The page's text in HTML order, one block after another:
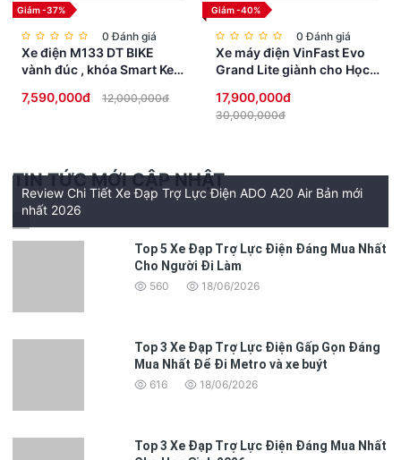
Giảm -37%
0 Đánh giá
Xe điện M133 DT BIKE
vành đúc , khóa Smart Key
cao cấp
7,590,000đ 12,000,000đ
Giảm -40%
0 Đánh giá
Xe máy điện VinFast Evo
Grand Lite giành cho Học
17,900,000đ
30,000,000đ
TIN TỨC MỚI CẬP NHẬT
Review Chi Tiết Xe Đạp Trợ Lực Điện ADO A20 Air Bản mới
nhất 2026
Top 5 Xe Đạp Trợ Lực Điện Đáng Mua Nhất
Cho Người Đi Làm
560 18/06/2026
Top 3 Xe Đạp Trợ Lực Điện Gấp Gọn Đáng
Mua Nhất Để Đi Metro và xe buýt
616 18/06/2026
Top 3 Xe Đạp Trợ Lực Điện Đáng Mua Nhất